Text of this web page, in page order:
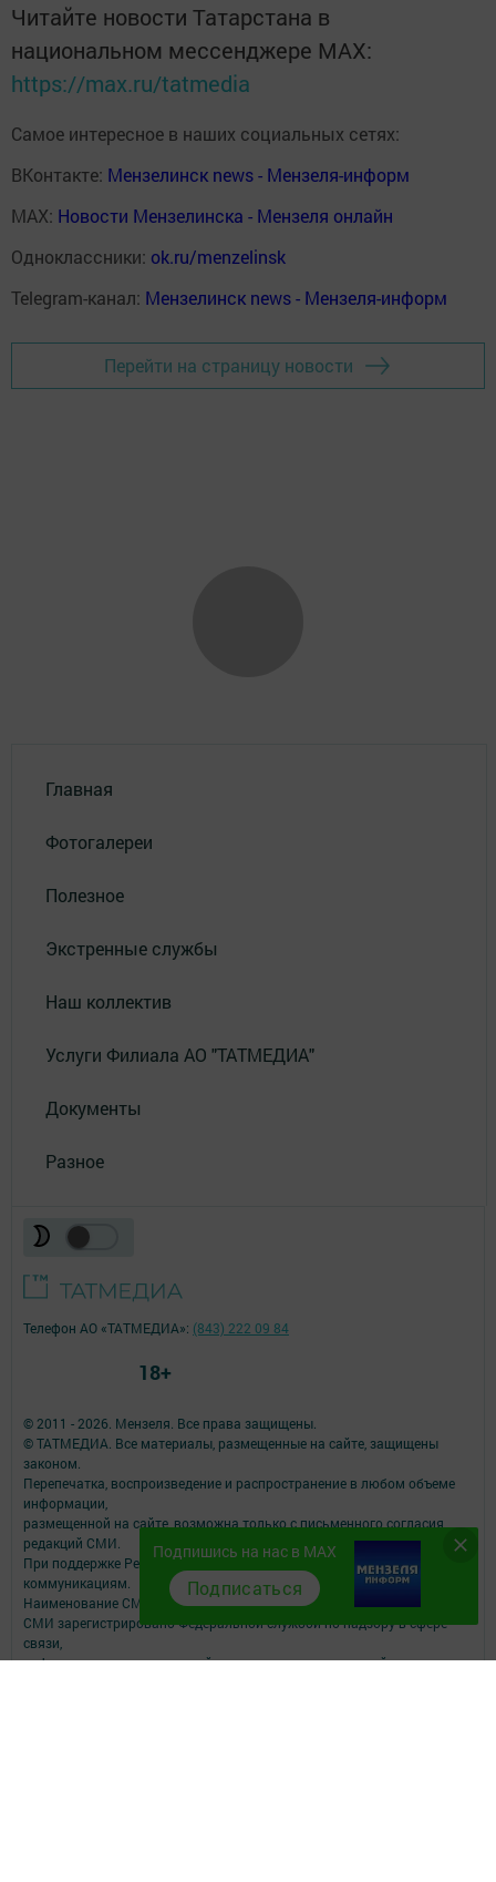
Читайте новости Татарстана в
национальном мессенджере MАХ:
https://max.ru/tatmedia
Самое интересное в наших социальных сетях:
ВКонтакте: Мензелинск news - Мензеля-информ
MAX: Новости Мензелинска - Мензеля онлайн
Одноклассники: ok.ru/menzelinsk
Telegram-канал: Мензелинск news - Мензеля-информ
Перейти на страницу новости
Главная
Фотогалереи
Полезное
Экстренные службы
Наш коллектив
Услуги Филиала АО "ТАТМЕДИА"
Документы
Разное
Подпишись на нас в MAX
Подписаться
© 2011 - 2026. Мензеля. Все права защищены.
© ТАТМЕДИА. Все материалы, размещенные на сайте, защищены
законом.
Перепечатка, воспроизведение и распространение в любом объеме
информации,
размещенной на сайте, возможна только с письменного согласия
редакций СМИ.
При поддержке Республиканского агентства по печати и массовым
коммуникациям.
Наименование СМИ: Минзэлэ (Мензеля)
СМИ зарегистрировано Федеральной службой по надзору в сфере
связи,
информационных технологий и массовых коммуникаций
Телефон АО «ТАТМЕДИА»: (843) 222 09 84
18+